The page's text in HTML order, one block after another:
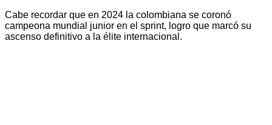
Cabe recordar que en 2024 la colombiana se coronó
campeona mundial junior en el sprint, logro que marcó su
ascenso definitivo a la élite internacional.